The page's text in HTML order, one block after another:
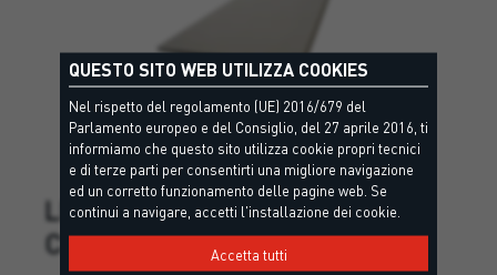
LIFE CEILING>PANELLIFE
CEILING
QUESTO SITO WEB UTILIZZA COOKIES
Nel rispetto del regolamento (UE) 2016/679 del
Parlamento europeo e del Consiglio, del 27 aprile 2016, ti
informiamo che questo sito utilizza cookie propri tecnici
e di terze parti per consentirti una migliore navigazione
ed un corretto funzionamento delle pagine web. Se
continui a navigare, accetti l'installazione dei cookie.
Accetta tutti